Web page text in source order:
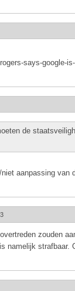
says-google-
de
aanpassing van
zouden
namelijk strafbaar.